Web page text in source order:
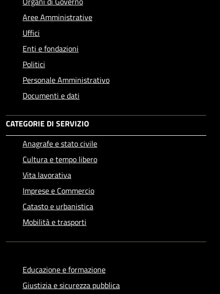
Aree Amministrative
Uffici
Enti e fondazioni
Politici
Personale Amministrativo
Documenti e dati
CATEGORIE DI SERVIZIO
Anagrafe e stato civile
Cultura e tempo libero
Vita lavorativa
Imprese e Commercio
Catasto e urbanistica
Mobilità e trasporti
Educazione e formazione
Giustizia e sicurezza pubblica